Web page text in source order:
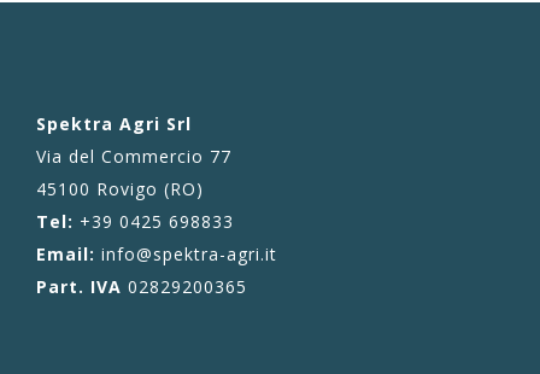
Spektra Agri Srl
Via del Commercio 77
45100 Rovigo (RO)
Tel: +39 0425 698833
Email: info@spektra-agri.it
Part. IVA 02829200365